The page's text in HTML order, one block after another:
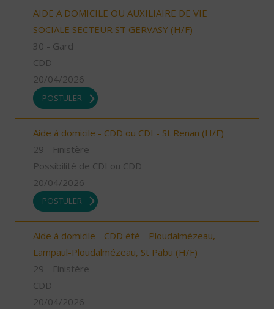
AIDE A DOMICILE OU AUXILIAIRE DE VIE
SOCIALE SECTEUR ST GERVASY (H/F)
30 - Gard
CDD
20/04/2026
POSTULER
Aide à domicile - CDD ou CDI - St Renan (H/F)
29 - Finistère
Possibilité de CDI ou CDD
20/04/2026
POSTULER
Aide à domicile - CDD été - Ploudalmézeau,
Lampaul-Ploudalmézeau, St Pabu (H/F)
29 - Finistère
CDD
20/04/2026